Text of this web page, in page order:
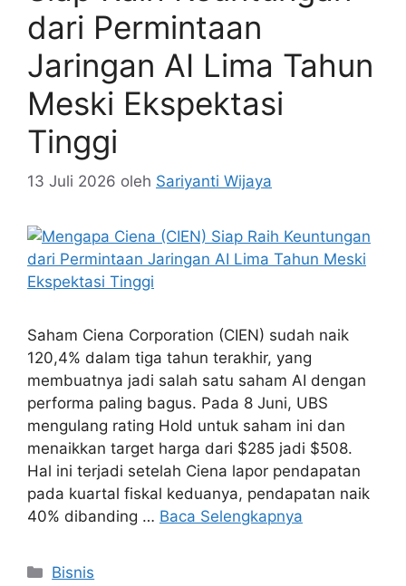
dari Permintaan
Jaringan AI Lima Tahun
Meski Ekspektasi
Tinggi
13 Juli 2026 oleh Sariyanti Wijaya
Saham Ciena Corporation (CIEN) sudah naik
120,4% dalam tiga tahun terakhir, yang
membuatnya jadi salah satu saham AI dengan
performa paling bagus. Pada 8 Juni, UBS
mengulang rating Hold untuk saham ini dan
menaikkan target harga dari $285 jadi $508.
Hal ini terjadi setelah Ciena lapor pendapatan
pada kuartal fiskal keduanya, pendapatan naik
40% dibanding … Baca Selengkapnya
Kategori
Bisnis